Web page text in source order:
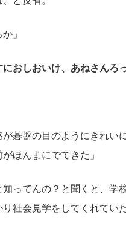
」
におしおいけ、あねさんろ
が碁盤の目のようにきれ
ほんまにでてきた」
ってんの？と聞くと、学
社会見学をしてくれてい